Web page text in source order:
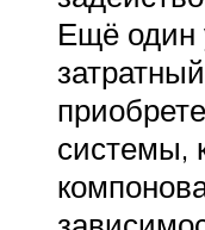
Ещё один
системы,